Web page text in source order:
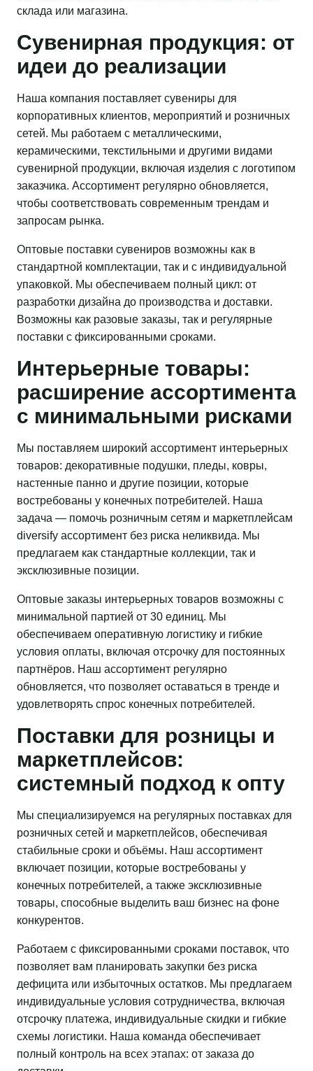
склада или магазина.
Сувенирная продукция: от
идеи до реализации
Наша компания поставляет сувениры для
корпоративных клиентов, мероприятий и розничных
сетей. Мы работаем с металлическими,
керамическими, текстильными и другими видами
сувенирной продукции, включая изделия с логотипом
заказчика. Ассортимент регулярно обновляется,
чтобы соответствовать современным трендам и
запросам рынка.
Оптовые поставки сувениров возможны как в
стандартной комплектации, так и с индивидуальной
упаковкой. Мы обеспечиваем полный цикл: от
разработки дизайна до производства и доставки.
Возможны как разовые заказы, так и регулярные
поставки с фиксированными сроками.
Интерьерные товары:
расширение ассортимента
с минимальными рисками
Мы поставляем широкий ассортимент интерьерных
товаров: декоративные подушки, пледы, ковры,
настенные панно и другие позиции, которые
востребованы у конечных потребителей. Наша
задача — помочь розничным сетям и маркетплейсам
diversify ассортимент без риска неликвида. Мы
предлагаем как стандартные коллекции, так и
эксклюзивные позиции.
Оптовые заказы интерьерных товаров возможны с
минимальной партией от 30 единиц. Мы
обеспечиваем оперативную логистику и гибкие
условия оплаты, включая отсрочку для постоянных
партнёров. Наш ассортимент регулярно
обновляется, что позволяет оставаться в тренде и
удовлетворять спрос конечных потребителей.
Поставки для розницы и
маркетплейсов:
системный подход к опту
Мы специализируемся на регулярных поставках для
розничных сетей и маркетплейсов, обеспечивая
стабильные сроки и объёмы. Наш ассортимент
включает позиции, которые востребованы у
конечных потребителей, а также эксклюзивные
товары, способные выделить ваш бизнес на фоне
конкурентов.
Работаем с фиксированными сроками поставок, что
позволяет вам планировать закупки без риска
дефицита или избыточных остатков. Мы предлагаем
индивидуальные условия сотрудничества, включая
отсрочку платежа, индивидуальные скидки и гибкие
схемы логистики. Наша команда обеспечивает
полный контроль на всех этапах: от заказа до